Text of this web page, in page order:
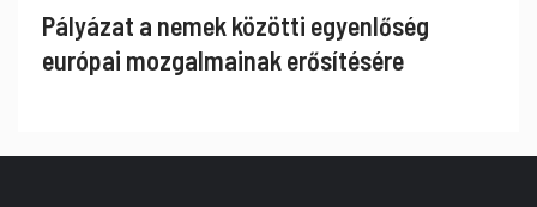
Pályázat a nemek közötti egyenlőség
európai mozgalmainak erősítésére